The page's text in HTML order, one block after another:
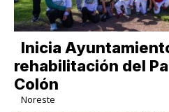
Inicia
rehabilitación del
Colón
Noreste